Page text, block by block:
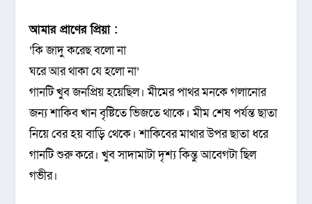
আমার প্রাণের প্রিয়া :
‘কি জাদু করেছ বলো না
ঘরে আর থাকা যে হলো না’
গানটি খুব জনপ্রিয় হয়েছিল। মীমের পাথর মনকে গলানোর
জন্য শাকিব খান বৃষ্টিতে ভিজতে থাকে। মীম শেষ পর্যন্ত ছাতা
নিয়ে বের হয় বাড়ি থেকে। শাকিবের মাথার উপর ছাতা ধরে
গানটি শুরু করে। খুব সাদামাটা দৃশ্য কিন্তু আবেগটা ছিল
গভীর।